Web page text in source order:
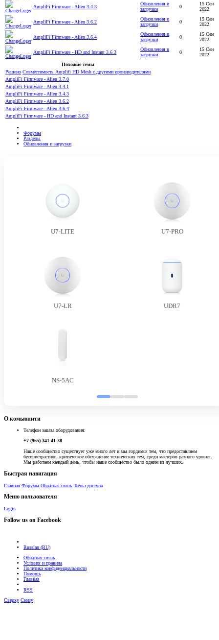
AmpliFi Firmware - Alien 3.4.3
Обновления и
загрузки
0
15 Сен
2022
AmpliFi Firmware - Alien 3.6.2
Обновления и
загрузки
0
15 Сен
2022
AmpliFi Firmware - Alien 3.6.4
Обновления и
загрузки
0
15 Сен
2022
AmpliFi Firmware - HD and Instant 3.6.3
Обновления и
загрузки
0
15 Сен
2022
Похожие темы
Решено Совместимость Amplifi HD Mesh c другими производителями
AmpliFi Firmware - Alien 3.7.0
AmpliFi Firmware - Alien 3.4.1
AmpliFi Firmware - Alien 3.4.3
AmpliFi Firmware - Alien 3.6.2
AmpliFi Firmware - Alien 3.6.4
AmpliFi Firmware - HD and Instant 3.6.3
Форумы
Разделы
Обновления и загрузки
U7-LITE U7-PRO
U7-LR UDR7
NS-5AC
О комьюнити
Телефон заказа оборудования:
+7 (965) 341-41-38
Наше сообщество существует уже много лет и мы гордимся тем, что предоставляем
беспристрастное, критическое обсуждение технических тем, среди мастеров разного уровня.
Мы работаем каждый день, чтобы наше сообщество было одним из лучших.
Быстрая навигация
Главная Форумы Обратная связь Точка доступа
Меню пользователя
Login
Follow us on Facebook
Russian (RU)
Обратная связь
Условия и правила
Политика конфиденциальности
Помощь
Главная
RSS
Сверху Снизу